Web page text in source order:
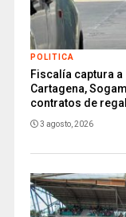
POLITICA
Fiscalía captura a
Cartagena,
contratos de
3 agosto, 2026